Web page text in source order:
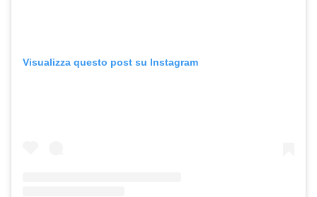
Visualizza questo post su Instagram